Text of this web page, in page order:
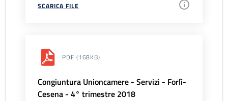
SCARICA FILE
PDF (168KB)
Congiuntura Unioncamere - Servizi - Forlì-
Cesena - 4° trimestre 2018